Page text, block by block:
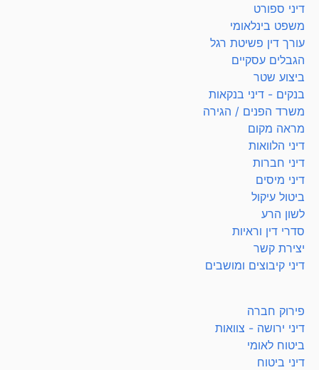
דיני ספורט
משפט בינלאומי
עורך דין פשיטת רגל
הגבלים עסקיים
ביצוע שטר
בנקים - דיני בנקאות
משרד הפנים / הגירה
מראה מקום
דיני הלוואות
דיני חברות
דיני מיסים
ביטול עיקול
לשון הרע
סדרי דין וראיות
יצירת קשר
דיני קיבוצים ומושבים
פירוק חברה
דיני ירושה - צוואות
ביטוח לאומי
דיני ביטוח